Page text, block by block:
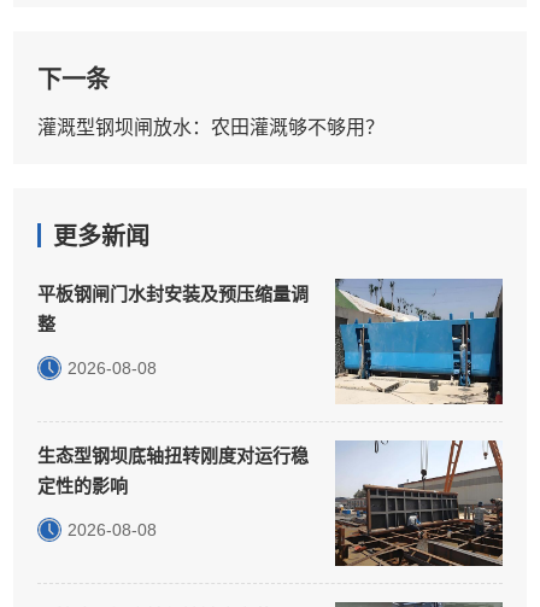
下一条
灌溉型钢坝闸放水：农田灌溉够不够用？
更多新闻
平板钢闸门水封安装及预压缩量调
整
2026-08-08
生态型钢坝底轴扭转刚度对运行稳
定性的影响
2026-08-08